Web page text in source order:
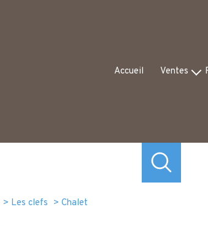
Accueil Ventes
Autres
Les clefs Chalet